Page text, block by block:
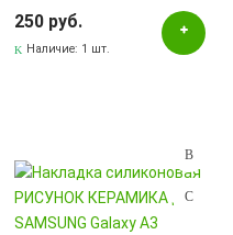
250 руб.
Наличие: 1 шт.